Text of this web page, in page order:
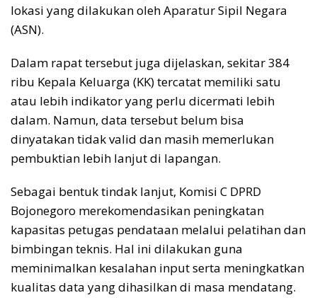
lokasi yang dilakukan oleh Aparatur Sipil Negara
(ASN).
Dalam rapat tersebut juga dijelaskan, sekitar 384
ribu Kepala Keluarga (KK) tercatat memiliki satu
atau lebih indikator yang perlu dicermati lebih
dalam. Namun, data tersebut belum bisa
dinyatakan tidak valid dan masih memerlukan
pembuktian lebih lanjut di lapangan.
Sebagai bentuk tindak lanjut, Komisi C DPRD
Bojonegoro merekomendasikan peningkatan
kapasitas petugas pendataan melalui pelatihan dan
bimbingan teknis. Hal ini dilakukan guna
meminimalkan kesalahan input serta meningkatkan
kualitas data yang dihasilkan di masa mendatang.